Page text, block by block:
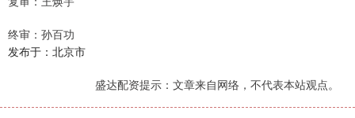
终审：孙百功
发布于：北京市
盛达配资提示：文章来自网络，不代表本站观点。